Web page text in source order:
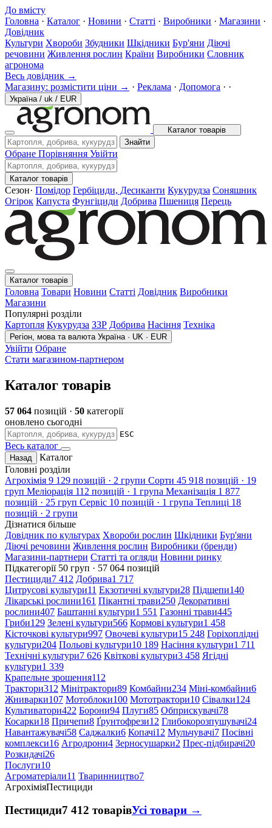
До вмісту
Головна · Каталог · Новини · Статті · Виробники · Магазини ·
Довідник
Культури Хвороби Збудники Шкідники Бур'яни Діючі
речовини Живлення рослин Країни Виробники Словник
агронома
Весь довідник →
Магазину: розмістити ціни → · Реклама · Допомога · ·
Україна / uk / EUR
Каталог товарів
Знайти
Обране Порівняння Увійти
Каталог товарів
Сезон· Помідор Гербіциди, Десиканти Кукурудза Соняшник
Огірок Капуста Фунгіциди Добрива Пшениця Перець
Каталог товарів
Головна Товари Новини Статті Довідник Виробники
Магазини
Популярні розділи
Картопля Кукурудза ЗЗР Добрива Насіння Техніка
Регіон, мова та валюта Україна · UK · EUR
Увійти Обране
Стати магазином-партнером
Каталог товарів
57 064 позицій · 50 категорії
оновлено сьогодні
ESC
Весь каталог
Назад
Каталог
Головні розділи
Агрохімія 9 129 позицій · 2 групи Сорти 45 918 позицій · 19
груп Меліорація 112 позицій · 1 група Механізація 1 877
позицій · 25 груп Сервіс 10 позицій · 1 група Теплиці 18
позицій · 2 групи
Дізнатися більше
Довідник по культурах Хвороби рослин Шкідники Бур'яни
Діючі речовини Живлення рослин Виробники (бренди)
Магазини-партнери Статті та огляди Новини ринку
Підкатегорії 50 груп · 57 064 позицій
Пестициди7 412 Добрива1 717
Цитрусові культури11 Екзотичні культури28 Підщепи140
Лікарські рослини161 Пікантні трави250 Декоративні
рослини407 Баштанні культури1 551 Газонні трави445
Гриби129 Зелені культури566 Кормові культури1 458
Кісточкові культури997 Овочеві культури15 248 Горіхоплідні
культури204 Польові культури10 189 Насіння культури1 711
Технічні культури7 626 Квіткові культури3 458 Ягідні
культури1 339
Крапельне зрошення112
Трактори312 Мінітрактори89 Комбайни234 Міні-комбайни6
Жниварки107 Мотоблоки100 Мототрактори10 Сівалки124
Культиватори422 Борони94 Плуги85 Обприскувачі78
Косарки18 Причепи8 Ґрунтофрези12 Глибокорозпушувачі24
Навантажувачі58 Саджалки6 Копачі12 Мульчувачі7 Посівні
комплекси16 Агродрони4 Зерносушарки2 Прес-підбирачі20
Розкидачі26
Послуги10
Агроматеріали11 Тваринництво7
АгрохіміяПестициди
Пестициди7 412 товарівУсі товари →